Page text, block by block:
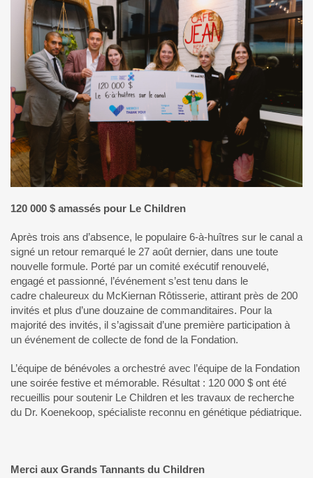
120 000 $ amassés pour Le Children
Après trois ans d’absence, le populaire 6-à-huîtres sur le canal a
signé un retour remarqué le 27 août dernier, dans une toute
nouvelle formule. Porté par un comité exécutif renouvelé,
engagé et passionné, l’événement s’est tenu dans le
cadre chaleureux du McKiernan Rôtisserie, attirant près de 200
invités et plus d’une douzaine de commanditaires. Pour la
majorité des invités, il s’agissait d’une première participation à
un événement de collecte de fond de la Fondation.
L’équipe de bénévoles a orchestré avec l’équipe de la Fondation
une soirée festive et mémorable. Résultat : 120 000 $ ont été
recueillis pour soutenir Le Children et les travaux de recherche
du Dr. Koenekoop, spécialiste reconnu en génétique pédiatrique.
Merci aux Grands Tannants du Children